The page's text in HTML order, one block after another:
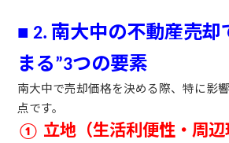
■ 2. 南大中の不動産売却
まる”3つの要素
南大中で売却価格を決める際、特に影
点です。
① 立地（生活利便性・周辺